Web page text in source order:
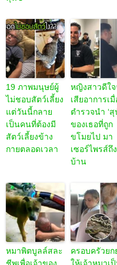
19 ภาพมนุษย์ผู้
ไม่ชอบสัตว์เลี้ยง
แต่วันนี้กลาย
เป็นคนที่ต้องมี
สัตว์เลี้ยงข้าง
กายตลอดเวลา
หญิงสาวดีใ
เสียอาการเมื่
ตำรวจนำ ‘สุ
ของเธอที่ถูก
ขโมยไป มา
เซอร์ไพรส์ถึง
บ้าน
หมาพิตบูลล์สละ
ชีพเพื่อเจ้าของ
ครอบครัวยก
ให้เจ้าหมาเ